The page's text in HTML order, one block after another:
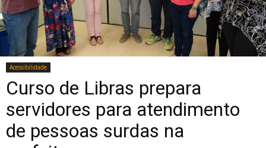
Acessibilidade
Curso de Libras prepara
servidores para atendimento
de pessoas surdas na